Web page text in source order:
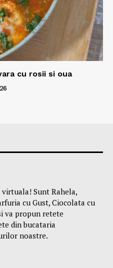
cu rosii si oua
Sunt Rahela,
cu Gust, Ciocolata cu
va propun retete
din bucataria
noastre.